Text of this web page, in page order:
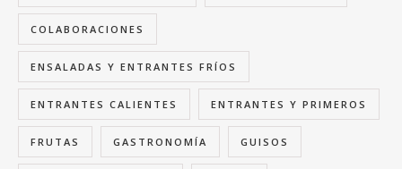
COLABORACIONES
ENSALADAS Y ENTRANTES FRÍOS
ENTRANTES CALIENTES ENTRANTES Y PRIMEROS
FRUTAS GASTRONOMÍA GUISOS